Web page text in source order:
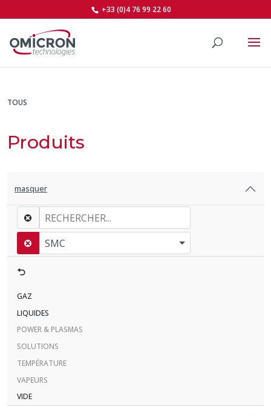
+33 (0)4 76 99 22 60
TOUS
Produits
masquer
SMC
GAZ
LIQUIDES
POWER & PLASMAS
SOLUTIONS
TEMPÉRATURE
VAPEURS
VIDE